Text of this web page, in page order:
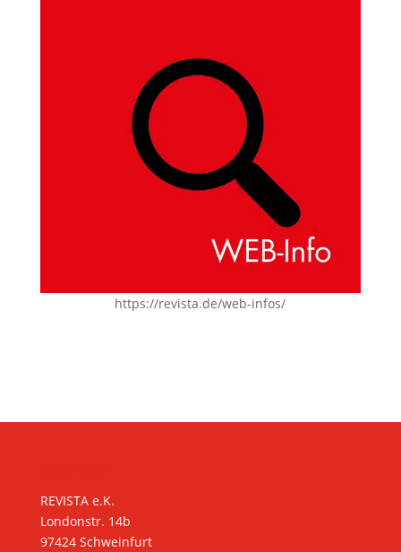
https://revista.de/web-infos/
REVISTA e.K.
Londonstr. 14b
97424 Schweinfurt